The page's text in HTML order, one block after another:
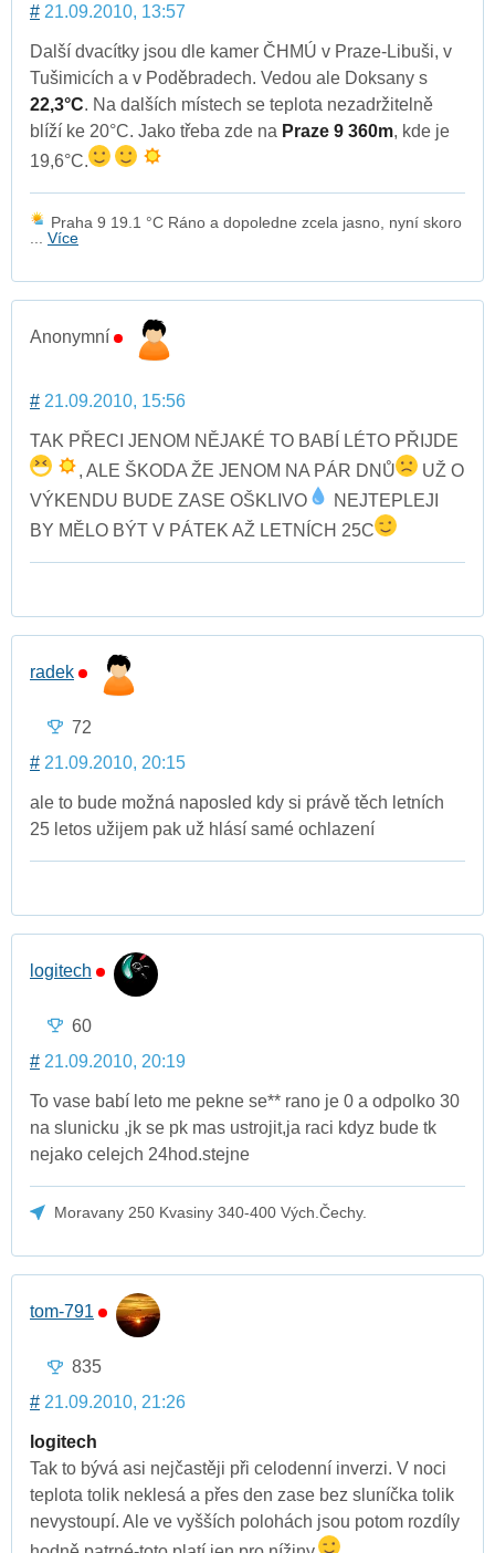
# 21.09.2010, 13:57
Další dvacítky jsou dle kamer ČHMÚ v Praze-Libuši, v
Tušimicích a v Poděbradech. Vedou ale Doksany s
22,3°C. Na dalších místech se teplota nezadržitelně
blíží ke 20°C. Jako třeba zde na Praze 9 360m, kde je
19,6°C.
Praha 9 19.1 °C Ráno a dopoledne zcela jasno, nyní skoro
Více
Anonymní
# 21.09.2010, 15:56
TAK PŘECI JENOM NĚJAKÉ TO BABÍ LÉTO PŘIJDE
, ALE ŠKODA ŽE JENOM NA PÁR DNŮ
UŽ O
VÝKENDU BUDE ZASE OŠKLIVO
NEJTEPLEJI
BY MĚLO BÝT V PÁTEK AŽ LETNÍCH 25C
radek
72
# 21.09.2010, 20:15
ale to bude možná naposled kdy si právě těch letních
25 letos užijem pak už hlásí samé ochlazení
logitech
60
# 21.09.2010, 20:19
To vase babí leto me pekne se** rano je 0 a odpolko 30
na slunicku ,jk se pk mas ustrojit,ja raci kdyz bude tk
nejako celejch 24hod.stejne
Moravany 250 Kvasiny 340-400 Vých.Čechy.
tom-791
835
# 21.09.2010, 21:26
logitech
Tak to bývá asi nejčastěji při celodenní inverzi. V noci
teplota tolik neklesá a přes den zase bez sluníčka tolik
nevystoupí. Ale ve vyšších polohách jsou potom rozdíly